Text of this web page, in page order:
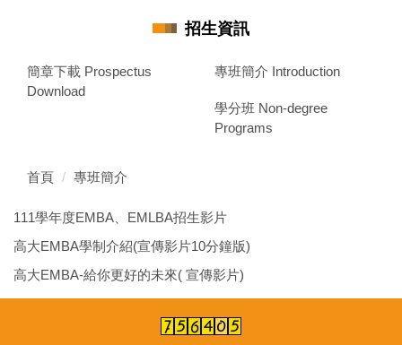
招生資訊
簡章下載 Prospectus
Download
專班簡介 Introduction
學分班 Non-degree
Programs
首頁 專班簡介
111學年度EMBA、EMLBA招生影片
高大EMBA學制介紹(宣傳影片10分鐘版)
高大EMBA-給你更好的未來( 宣傳影片)